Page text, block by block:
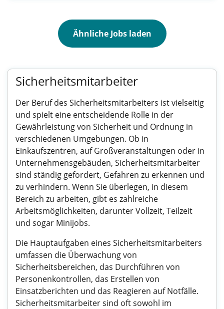
Ähnliche Jobs laden
Sicherheitsmitarbeiter
Der Beruf des Sicherheitsmitarbeiters ist vielseitig
und spielt eine entscheidende Rolle in der
Gewährleistung von Sicherheit und Ordnung in
verschiedenen Umgebungen. Ob in
Einkaufszentren, auf Großveranstaltungen oder in
Unternehmensgebäuden, Sicherheitsmitarbeiter
sind ständig gefordert, Gefahren zu erkennen und
zu verhindern. Wenn Sie überlegen, in diesem
Bereich zu arbeiten, gibt es zahlreiche
Arbeitsmöglichkeiten, darunter Vollzeit, Teilzeit
und sogar Minijobs.
Die Hauptaufgaben eines Sicherheitsmitarbeiters
umfassen die Überwachung von
Sicherheitsbereichen, das Durchführen von
Personenkontrollen, das Erstellen von
Einsatzberichten und das Reagieren auf Notfälle.
Sicherheitsmitarbeiter sind oft sowohl im